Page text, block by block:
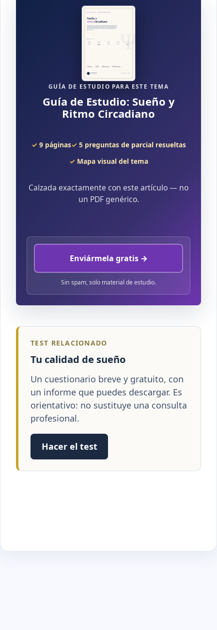
GUÍA DE ESTUDIO PARA ESTE TEMA
Guía de Estudio: Sueño y
Ritmo Circadiano
9 páginas
5 preguntas de parcial resueltas
Mapa visual del tema
Calzada exactamente con este artículo — no
un PDF genérico.
Enviármela gratis →
Sin spam, solo material de estudio.
TEST RELACIONADO
Tu calidad de sueño
Un cuestionario breve y gratuito, con
un informe que puedes descargar. Es
orientativo: no sustituye una consulta
profesional.
Hacer el test